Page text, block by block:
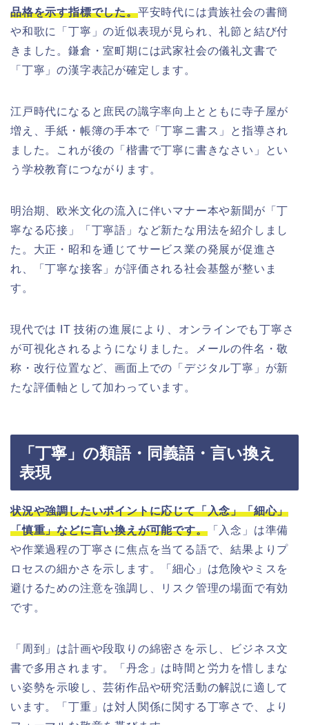
品格を示す指標でした。平安時代には貴族社会の書簡
や和歌に「丁寧」の近似表現が見られ、礼節と結び付
きました。鎌倉・室町期には武家社会の儀礼文書で
「丁寧」の漢字表記が確定します。
江戸時代になると庶民の識字率向上とともに寺子屋が
増え、手紙・帳簿の手本で「丁寧ニ書ス」と指導され
ました。これが後の「楷書で丁寧に書きなさい」とい
う学校教育につながります。
明治期、欧米文化の流入に伴いマナー本や新聞が「丁
寧なる応接」「丁寧語」など新たな用法を紹介しまし
た。大正・昭和を通じてサービス業の発展が促進さ
れ、「丁寧な接客」が評価される社会基盤が整いま
す。
現代では IT 技術の進展により、オンラインでも丁寧さ
が可視化されるようになりました。メールの件名・敬
称・改行位置など、画面上での「デジタル丁寧」が新
たな評価軸として加わっています。
「丁寧」の類語・同義語・言い換え
表現
状況や強調したいポイントに応じて「入念」「細心」
「慎重」などに言い換えが可能です。「入念」は準備
や作業過程の丁寧さに焦点を当てる語で、結果よりプ
ロセスの細かさを示します。「細心」は危険やミスを
避けるための注意を強調し、リスク管理の場面で有効
です。
「周到」は計画や段取りの綿密さを示し、ビジネス文
書で多用されます。「丹念」は時間と労力を惜しまな
い姿勢を示唆し、芸術作品や研究活動の解説に適して
います。「丁重」は対人関係に関する丁寧さで、より